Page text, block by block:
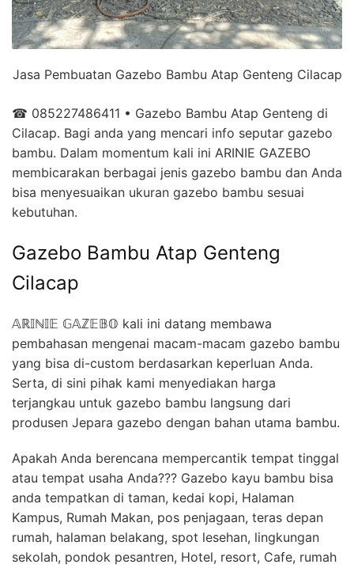
Jasa Pembuatan Gazebo Bambu Atap Genteng Cilacap
☎ 085227486411 • Gazebo Bambu Atap Genteng di
Cilacap. Bagi anda yang mencari info seputar gazebo
bambu. Dalam momentum kali ini ARINIE GAZEBO
membicarakan berbagai jenis gazebo bambu dan Anda
bisa menyesuaikan ukuran gazebo bambu sesuai
kebutuhan.
Gazebo Bambu Atap Genteng
Cilacap
𝔸ℝ𝕀ℕ𝕀𝔼 𝔾𝔸ℤ𝔼𝔹𝕆 kali ini datang membawa
pembahasan mengenai macam-macam gazebo bambu
yang bisa di-custom berdasarkan keperluan Anda.
Serta, di sini pihak kami menyediakan harga
terjangkau untuk gazebo bambu langsung dari
produsen Jepara gazebo dengan bahan utama bambu.
Apakah Anda berencana mempercantik tempat tinggal
atau tempat usaha Anda??? Gazebo kayu bambu bisa
anda tempatkan di taman, kedai kopi, Halaman
Kampus, Rumah Makan, pos penjagaan, teras depan
rumah, halaman belakang, spot lesehan, lingkungan
sekolah, pondok pesantren, Hotel, resort, Cafe, rumah